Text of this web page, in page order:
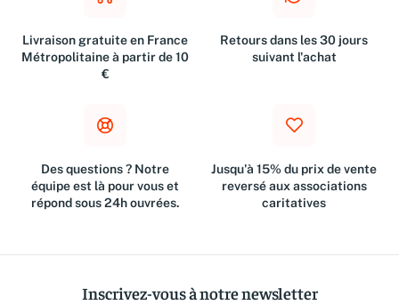
Livraison gratuite en France
Métropolitaine à partir de 10
€
Retours dans les 30 jours
suivant l'achat
Des questions ? Notre
équipe est là pour vous et
répond sous 24h ouvrées.
Jusqu'à 15% du prix de vente
reversé aux associations
caritatives
Inscrivez-vous à notre newsletter